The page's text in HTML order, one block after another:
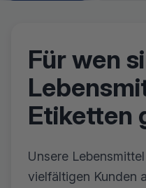
Für wen
Etiketten
Unsere
vielfältigen Kunden